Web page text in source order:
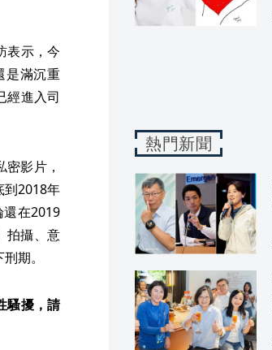
表示，今
是滿沉重
經進入司
影片，
到2018年
還在2019
拍攝、意
期。
騷擾，請
熱門新聞